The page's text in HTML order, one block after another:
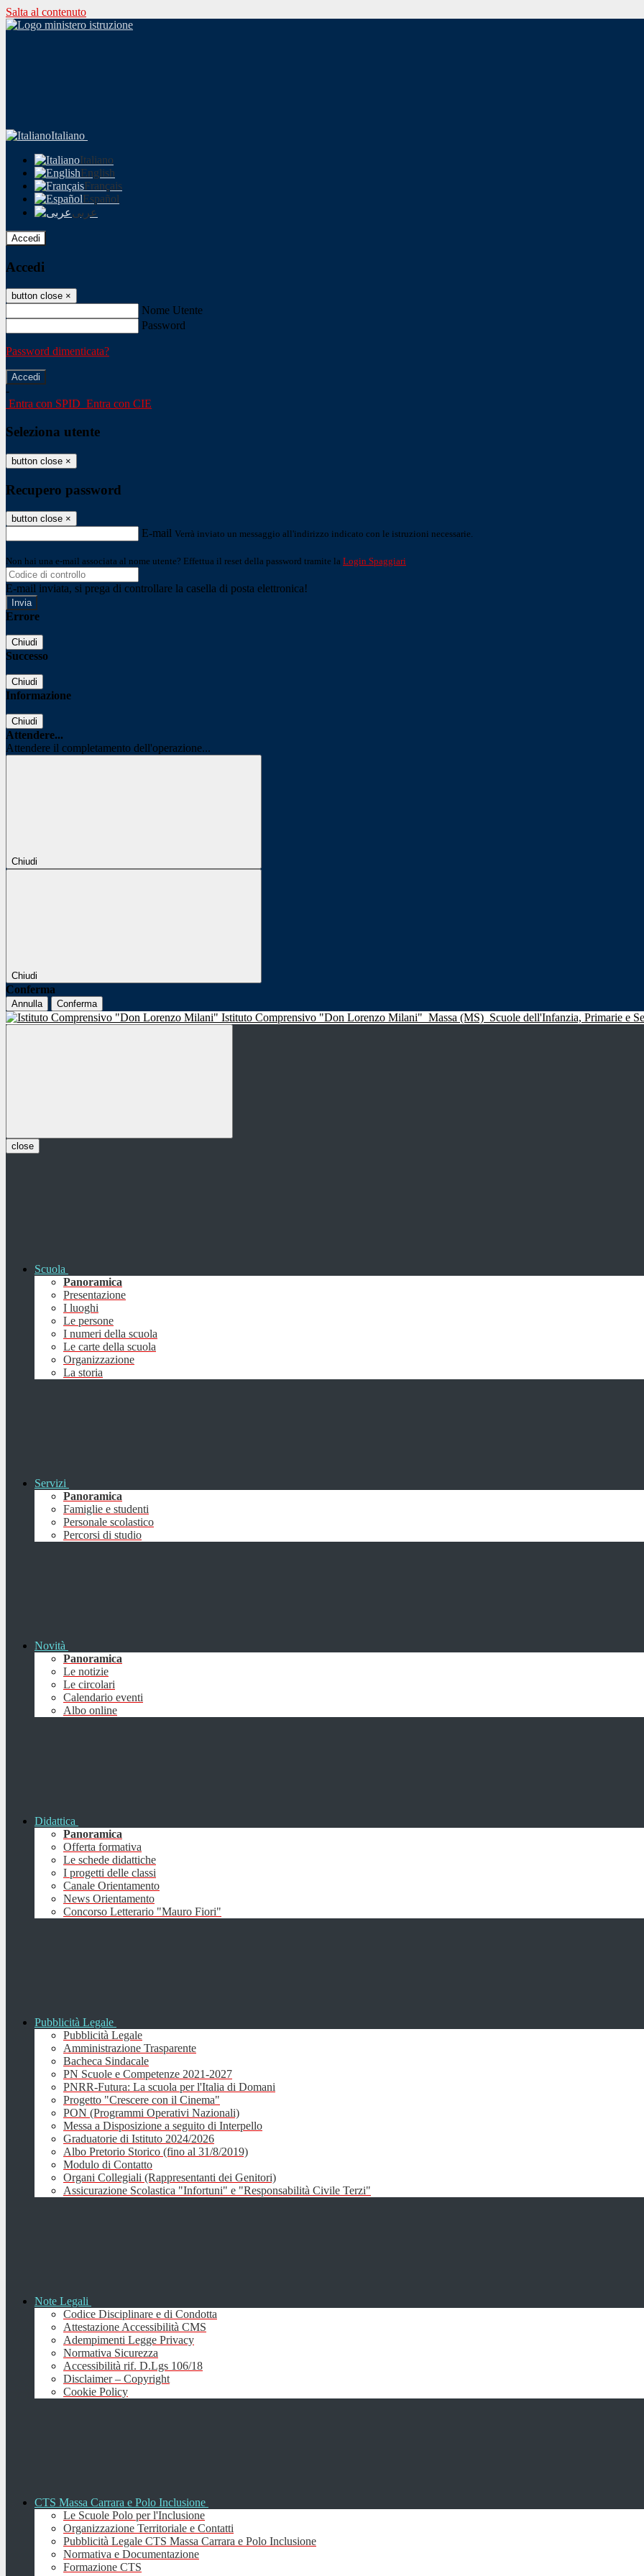
Salta al contenuto
Italiano
Italiano
English
Français
Español
عربى
Accedi
Accedi
button close ×
Nome Utente
Password
Password dimenticata?
-
Entra con SPID Entra con CIE
Seleziona utente
button close ×
Recupero password
button close ×
E-mail Verrà inviato un messaggio all'indirizzo indicato con le istruzioni necessarie.
Non hai una e-mail associata al nome utente? Effettua il reset della password tramite la Login Spaggiari
E-mail inviata, si prega di controllare la casella di posta elettronica!
Errore
Chiudi
Successo
Chiudi
Informazione
Chiudi
Attendere...
Attendere il completamento dell'operazione...
Chiudi
Chiudi
Conferma
Annulla Conferma
Istituto Comprensivo "Don Lorenzo Milani" Massa (MS) Scuole dell'Infanzia, Primarie e
close
Scuola
Panoramica
Presentazione
I luoghi
Le persone
I numeri della scuola
Le carte della scuola
Organizzazione
La storia
Servizi
Panoramica
Famiglie e studenti
Personale scolastico
Percorsi di studio
Novità
Panoramica
Le notizie
Le circolari
Calendario eventi
Albo online
Didattica
Panoramica
Offerta formativa
Le schede didattiche
I progetti delle classi
Canale Orientamento
News Orientamento
Concorso Letterario "Mauro Fiori"
Pubblicità Legale
Pubblicità Legale
Amministrazione Trasparente
Bacheca Sindacale
PN Scuole e Competenze 2021-2027
PNRR-Futura: La scuola per l'Italia di Domani
Progetto "Crescere con il Cinema"
PON (Programmi Operativi Nazionali)
Messa a Disposizione a seguito di Interpello
Graduatorie di Istituto 2024/2026
Albo Pretorio Storico (fino al 31/8/2019)
Modulo di Contatto
Organi Collegiali (Rappresentanti dei Genitori)
Assicurazione Scolastica "Infortuni" e "Responsabilità Civile Terzi"
Note Legali
Codice Disciplinare e di Condotta
Attestazione Accessibilità CMS
Adempimenti Legge Privacy
Normativa Sicurezza
Accessibilità rif. D.Lgs 106/18
Disclaimer – Copyright
Cookie Policy
CTS Massa Carrara e Polo Inclusione
Le Scuole Polo per l'Inclusione
Organizzazione Territoriale e Contatti
Pubblicità Legale CTS Massa Carrara e Polo Inclusione
Normativa e Documentazione
Formazione CTS